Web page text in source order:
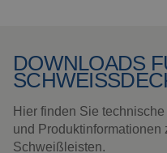
Isolationsprodukte
Impact
DOWNLOADS
Hier finden Sie
und Produktinformationen
Schweißleisten.